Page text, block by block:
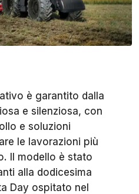
è garantito dalla
e silenziosa, con
e soluzioni
le lavorazioni più
Il modello è stato
alla dodicesima
Day ospitato nel